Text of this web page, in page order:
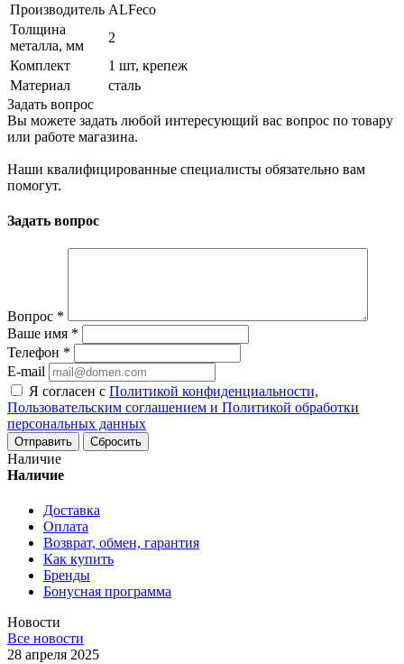
Производитель ALFeco
Толщина
металла, мм
2
Комплект
1 шт, крепеж
Материал
сталь
Задать вопрос
Вы можете задать любой интересующий вас вопрос по товару
или работе магазина.
Наши квалифицированные специалисты обязательно вам
помогут.
Задать вопрос
Вопрос *
Ваше имя *
Телефон *
E-mail
Я согласен с Политикой конфиденциальности,
Пользовательским соглашением и Политикой обработки
персональных данных
Сбросить
Наличие
Наличие
Доставка
Оплата
Возврат, обмен, гарантия
Как купить
Бренды
Бонусная программа
Новости
Все новости
28 апреля 2025